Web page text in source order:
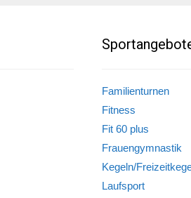
Familienturnen
Fitness
Fit 60 plus
Frauengymnastik
Kegeln/
Laufsport